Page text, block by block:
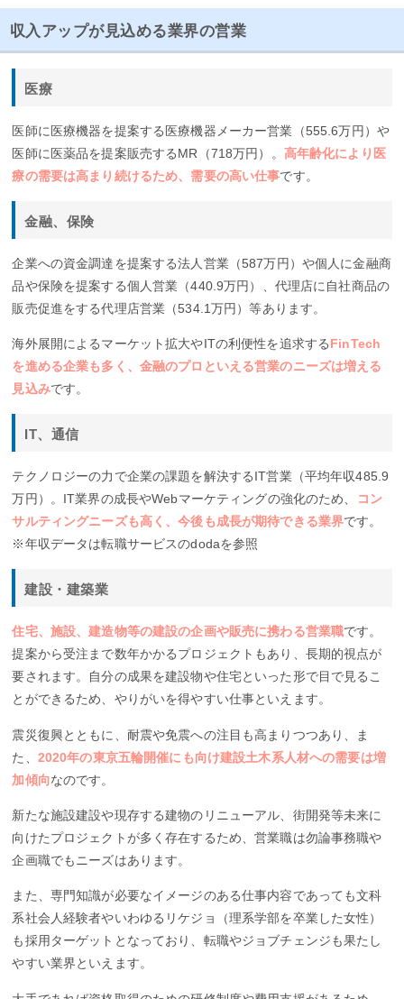
収入アップが見込める業界の営業
医療
医師に医療機器を提案する医療機器メーカー営業（555.6万円）や
医師に医薬品を提案販売するMR（718万円）。 高年齢化により医
療の需要は高まり続けるため、需要の高い仕事です。
金融、保険
企業への資金調達を提案する法人営業（587万円）や個人に金融商
品や保険を提案する個人営業（440.9万円）、代理店に自社商品の
販売促進をする代理店営業（534.1万円）等あります。
海外展開によるマーケット拡大やITの利便性を追求するFinTech
を進める企業も多く、金融のプロといえる営業のニーズは増える
見込みです。
IT、通信
テクノロジーの力で企業の課題を解決するIT営業（平均年収485.9
万円）。IT業界の成長やWebマーケティングの強化のため、
コン
サルティングニーズも高く、今後も成長が期待できる業界です。
※年収データは転職サービスのdodaを参照
建設・建築業
住宅、施設、建造物等の建設の企画や販売に携わる営業職です。
提案から受注まで数年かかるプロジェクトもあり、長期的視点が
要されます。自分の成果を建設物や住宅といった形で目で見るこ
とができるため、やりがいを得やすい仕事といえます。
震災復興とともに、耐震や免震への注目も高まりつつあり、ま
た、 2020年の東京五輪開催にも向け建設土木系人材への需要は増
加傾向なのです。
新たな施設建設や現存する建物のリニューアル、街開発等未来に
向けたプロジェクトが多く存在するため、営業職は勿論事務職や
企画職でもニーズはあります。
また、専門知識が必要なイメージのある仕事内容であっても文科
系社会人経験者やいわゆるリケジョ（理系学部を卒業した女性）
も採用ターゲットとなっており、転職やジョブチェンジも果たし
やすい業界といえます。